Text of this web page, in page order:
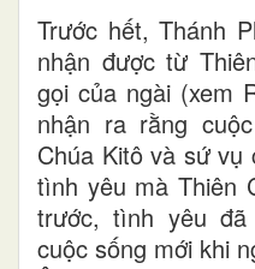
Trước hết, Thánh
nhận được từ
gọi của ngài (xem
nhận ra rằng
Chúa Kitô và sứ vụ
tình yêu mà Thiên
trước, tình yêu
cuộc sống mới khi